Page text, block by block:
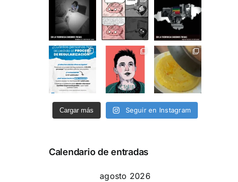
Cargar más Seguir en Instagram
Calendario de entradas
agosto 2026